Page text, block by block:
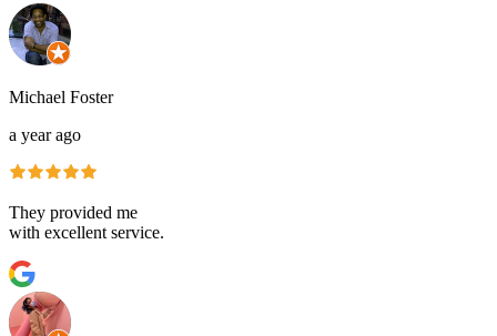
Michael Foster
a year ago
They provided me
with excellent service.